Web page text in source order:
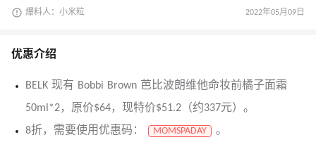
爆料人：小米粒 2022年05月09日
优惠介绍
BELK 现有 Bobbi Brown 芭比波朗维他命妆前橘子面霜
50ml*2，原价$64，现特价$51.2（约337元）。
8折，需要使用优惠码：
MOMSPADAY
。